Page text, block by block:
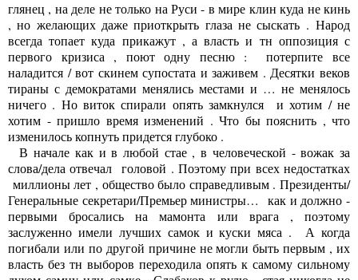
глянец , на деле не только на Руси - в мире клин куда не кинь
, но желающих даже приоткрыть глаза не сыскать . Народ
всегда топает куда прикажут , а власть и тн оппозиция с
первого кризиса , поют одну песню : потерпите все
наладится / вот скинем супостата и заживем . Десятки веков
тираны с демократами менялись местами и … не менялось
ничего . Но виток спирали опять замкнулся и хотим / не
хотим - пришло время изменений . Что бы пояснить , что
изменилось копнуть придется глубоко .
В начале как и в любой стае , в человеческой - вожак за
слова/дела отвечал головой . Поэтому при всех недостатках
миллионы лет , общество было справедливым . Президенты/
Генеральные секретари/Премьер министры… как и должно -
первыми бросались на мамонта или врага , поэтому
заслуженно имели лучших самок и куски мяса . А когда
погибали или по другой причине не могли быть первым , их
власть без тн выборов переходила опять к самому сильному